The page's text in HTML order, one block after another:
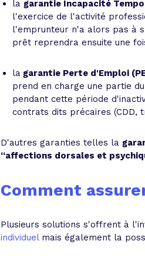
la garantie Incapacité
l'exercice de l'activité
l'emprunteur n'a alors pas à
prêt reprendra ensuite une
la garantie Perte d'Emploi
prend en charge une partie
pendant cette période
contrats dits précaires (CDD,
D'autres garanties telles la
“affections dorsales et
Comment
Plusieurs solutions s'offrent à
individuelmais également la